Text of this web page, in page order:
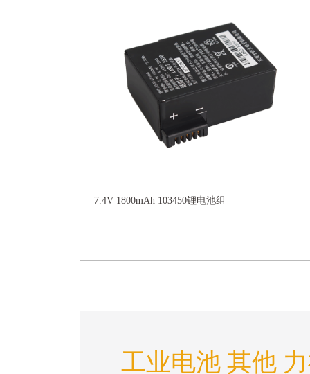
7.4V 1800mAh 103450锂电池组
工业电池 其他